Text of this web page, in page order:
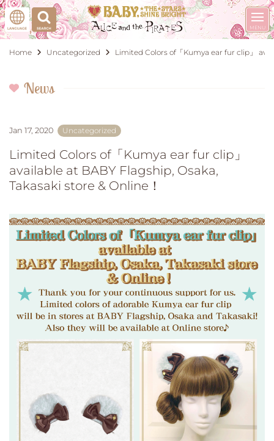
Home Uncategorized Limited Colors of「Kumya ear fur clip」
News
Jan 17, 2020 Uncategorized
Limited Colors of「Kumya ear fur clip」
available at BABY Flagship, Osaka,
Takasaki store & Online！